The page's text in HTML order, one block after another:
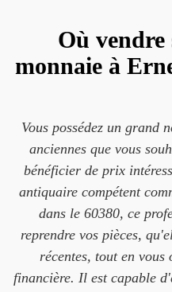
Où vendre
monnaie à
Vous possédez un grand
anciennes que vous
bénéficier de prix
antiquaire compétent
dans le 60380, ce
reprendre vos pièces,
récentes, tout en vous
financière. Il est capable